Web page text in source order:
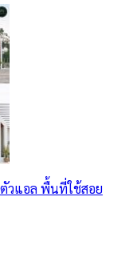
ตัวแอล พื้นที่ใช้สอย